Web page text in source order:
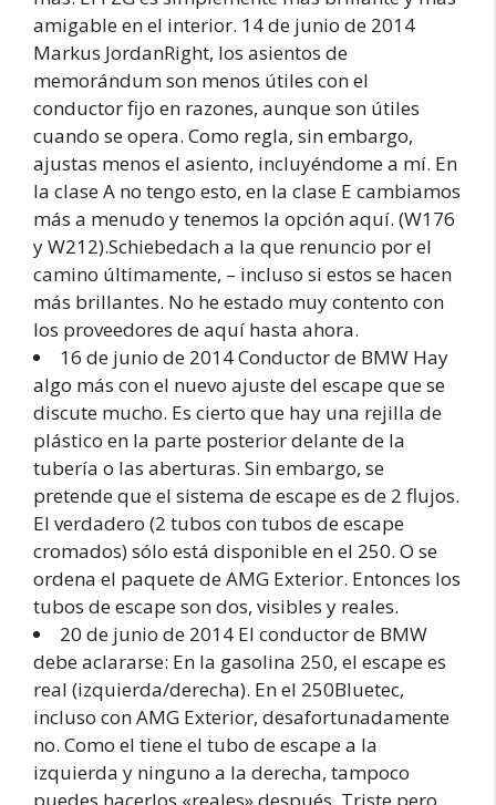
amigable en el interior. 14 de junio de 2014
Markus JordanRight, los asientos de
memorándum son menos útiles con el
conductor fijo en razones, aunque son útiles
cuando se opera. Como regla, sin embargo,
ajustas menos el asiento, incluyéndome a mí. En
la clase A no tengo esto, en la clase E cambiamos
más a menudo y tenemos la opción aquí. (W176
y W212).Schiebedach a la que renuncio por el
camino últimamente, – incluso si estos se hacen
más brillantes. No he estado muy contento con
los proveedores de aquí hasta ahora.
16 de junio de 2014 Conductor de BMW Hay
algo más con el nuevo ajuste del escape que se
discute mucho. Es cierto que hay una rejilla de
plástico en la parte posterior delante de la
tubería o las aberturas. Sin embargo, se
pretende que el sistema de escape es de 2 flujos.
El verdadero (2 tubos con tubos de escape
cromados) sólo está disponible en el 250. O se
ordena el paquete de AMG Exterior. Entonces los
tubos de escape son dos, visibles y reales.
20 de junio de 2014 El conductor de BMW
debe aclararse: En la gasolina 250, el escape es
real (izquierda/derecha). En el 250Bluetec,
incluso con AMG Exterior, desafortunadamente
no. Como el tiene el tubo de escape a la
izquierda y ninguno a la derecha, tampoco
puedes hacerlos «reales» después. Triste pero